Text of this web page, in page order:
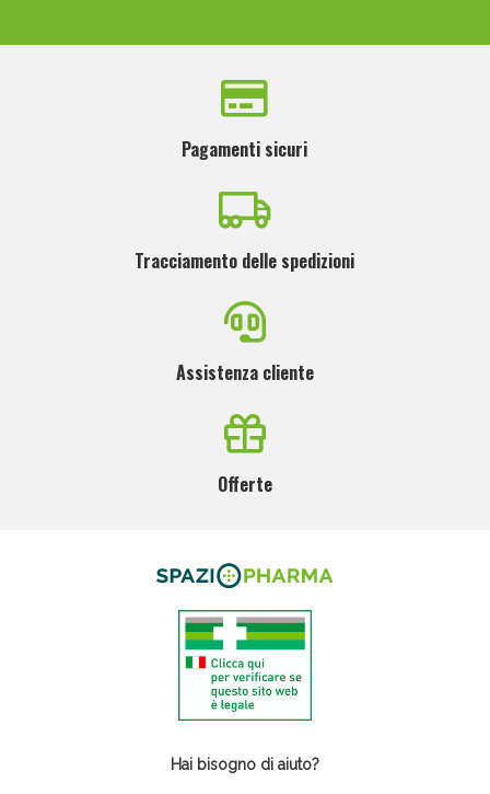
Pagamenti sicuri
Tracciamento delle spedizioni
Assistenza cliente
Offerte
Hai bisogno di aiuto?